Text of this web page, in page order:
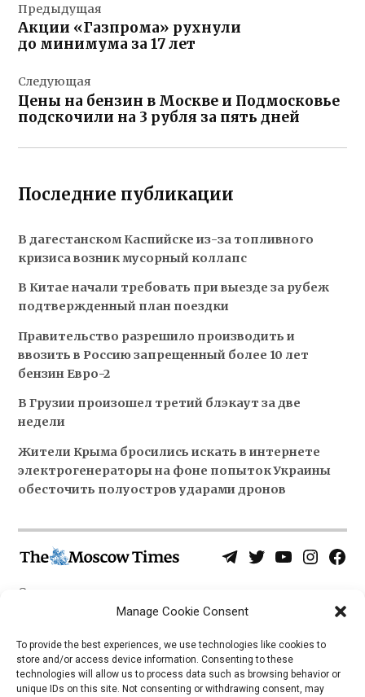
Manage Cookie Consent
To provide the best experiences, we use technologies like cookies to
store and/or access device information. Consenting to these
technologies will allow us to process data such as browsing behavior or
unique IDs on this site. Not consenting or withdrawing consent, may
по
записям
Предыдущая
Акции «Газпрома» рухнули
до минимума за 17 лет
Следующая
Цены на бензин в Москве и Подмосковье
подскочили на 3 рубля за пять дней
Последние публикации
В дагестанском Каспийске из-за топливного
кризиса возник мусорный коллапс
В Китае начали требовать при выезде за рубеж
подтвержденный план поездки
Правительство разрешило производить и
ввозить в Россию запрещенный более 10 лет
бензин Евро-2
В Грузии произошел третий блэкаут за две
недели
Жители Крыма бросились искать в интернете
электрогенераторы на фоне попыток Украины
обесточить полуостров ударами дронов
Telegram
TwitterYouTubeInstagram
О нас
Политика конфиденциальности
iOS
Android